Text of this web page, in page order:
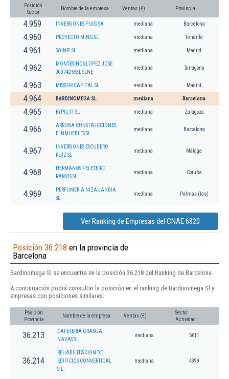
Posición
Sector
Nombre de la empresa Ventas (€) Provincia
4.959 INVERSIONES PUIG SA mediana Barcelona
4.960 PROYECTO MING SL mediana Tenerife
4.961 SOINFI SL mediana Madrid
4.962
MONTESINOS LOPEZ JOSE
000742553L SLNE
mediana Tarragona
4.963 MESSOR CAPITAL SL. mediana Madrid
4.964 BARDINOMEGA SL mediana Barcelona
4.965 EYPIL 11 SL mediana Zaragoza
4.966
ARROBA CONSTRUCCIONES
E INMUEBLES SL
mediana Barcelona
4.967
INVERSIONES ESCUDERO
RUIZ SL
mediana Málaga
4.968
HERMANOS PELETEIRO
RAMOS SL
mediana Coruña
4.969
PERFUMERIA NIZA JANDIA
SL
mediana Palmas (las)
Ver Ranking de Empresas del CNAE 6820
Posición 36.218 en la provincia de
Barcelona
Bardinomega Sl se encuentra en la posición 36.218 del Ranking de Barcelona.
A continuación podrá consultar la posición en el ranking de Bardinomega Sl y
empresas con posiciones similares:
Posición
Provincia
Nombre de la empresa Ventas (€)
Sector
Actividad
36.213
CAFETERIA GRANJA
NAVAS SL.
mediana 5611
36.214
REHABILITACION DE
EDIFICIOS CONVERTICAL
S.L.
mediana 4399